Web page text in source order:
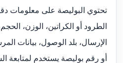
تحتوي البوليصة على معلومات
الطرود أو الكراتين، الوزن،
الإرسال، بلد الوصول، بيانات
أو رقم بوليصة يستخدم لمتابعة